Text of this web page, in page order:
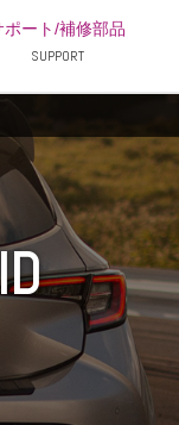
ポート/補修部品
SUPPORT